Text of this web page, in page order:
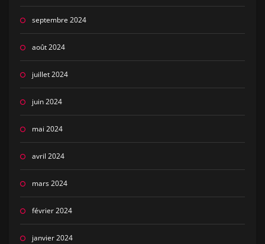
septembre 2024
août 2024
juillet 2024
juin 2024
mai 2024
avril 2024
mars 2024
février 2024
janvier 2024